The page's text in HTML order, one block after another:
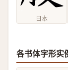
日本
各书体字形实